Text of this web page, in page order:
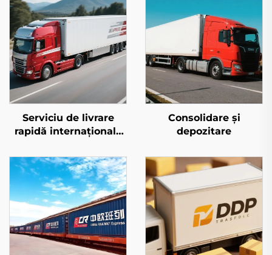
Serviciu de livrare
rapidă internațională
Consolidare și
depozitare